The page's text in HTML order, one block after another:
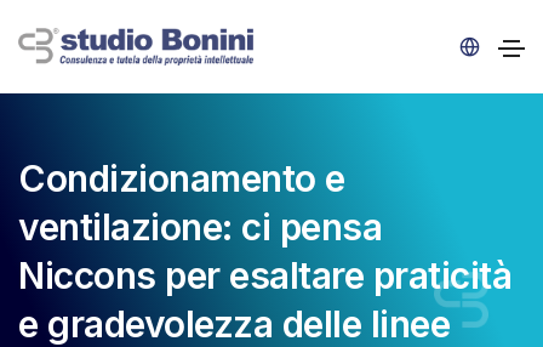
Condizionamento e
ventilazione: ci pensa
Niccons per esaltare praticità
e gradevolezza delle linee